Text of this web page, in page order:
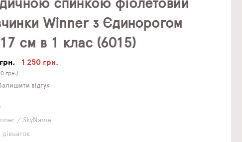
спинкою фіолетовий
Winner з Єдинорогом
см в 1 клас (6015)
1 250 грн.
грн.)
відгук
/ SkyName